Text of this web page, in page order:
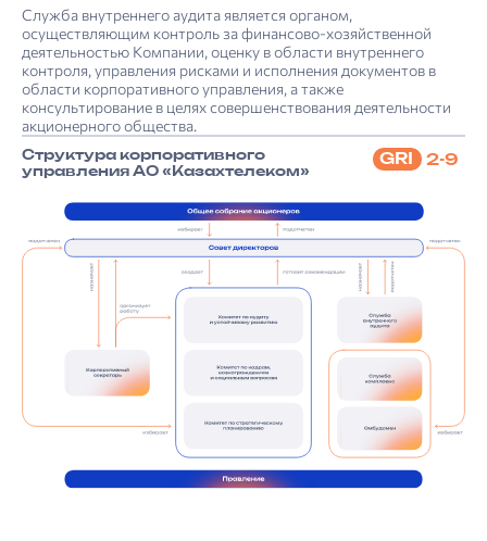
Служба внутреннего аудита является органом,
осуществляющим контроль за финансово-хозяйственной
деятельностью Компании, оценку в области внутреннего
контроля, управления рисками и исполнения документов в
области корпоративного управления, а также
консультирование в целях совершенствования деятельности
акционерного общества.
Структура корпоративного
управления АО «Казахтелеком»
GRI 2-9